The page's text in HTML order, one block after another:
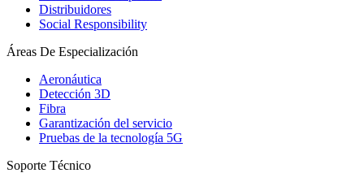
Distribuidores
Social Responsibility
Áreas De Especialización
Aeronáutica
Detección 3D
Fibra
Garantización del servicio
Pruebas de la tecnología 5G
Soporte Técnico